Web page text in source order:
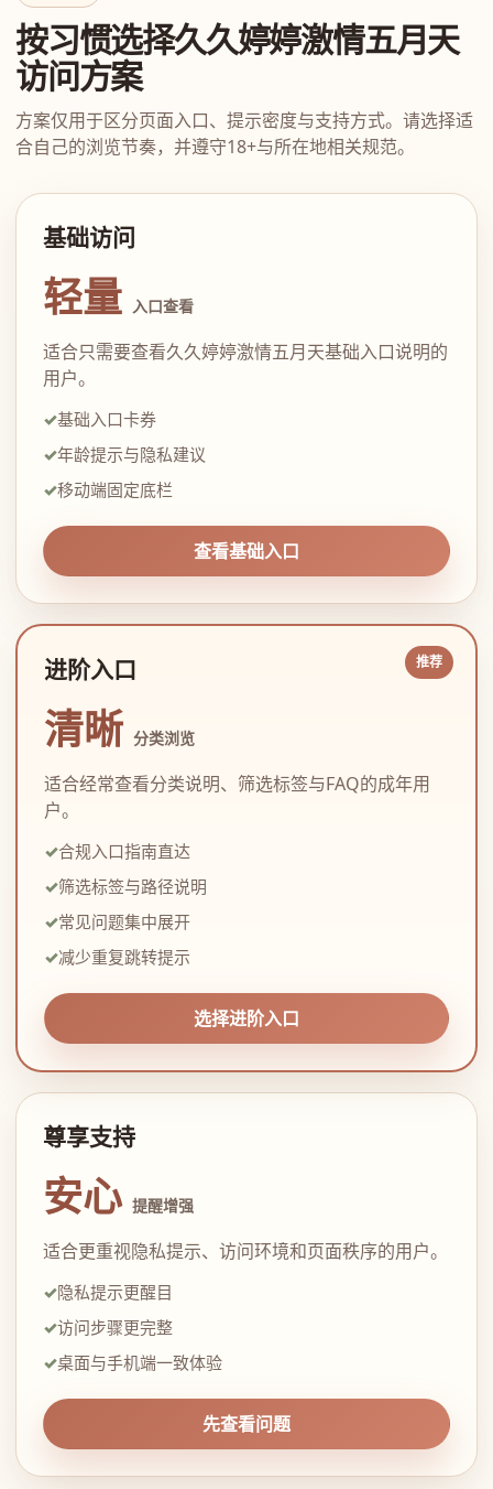
按习惯选择久久婷婷激情五月天
访问方案
方案仅用于区分页面入口、提示密度与支持方式。请选择适
合自己的浏览节奏，并遵守18+与所在地相关规范。
基础访问
轻量 入口查看
适合只需要查看久久婷婷激情五月天基础入口说明的
用户。
基础入口卡券
年龄提示与隐私建议
移动端固定底栏
查看基础入口
进阶入口
清晰 分类浏览
适合经常查看分类说明、筛选标签与FAQ的成年用
户。
合规入口指南直达
筛选标签与路径说明
常见问题集中展开
减少重复跳转提示
选择进阶入口
尊享支持
安心 提醒增强
适合更重视隐私提示、访问环境和页面秩序的用户。
隐私提示更醒目
访问步骤更完整
桌面与手机端一致体验
先查看问题